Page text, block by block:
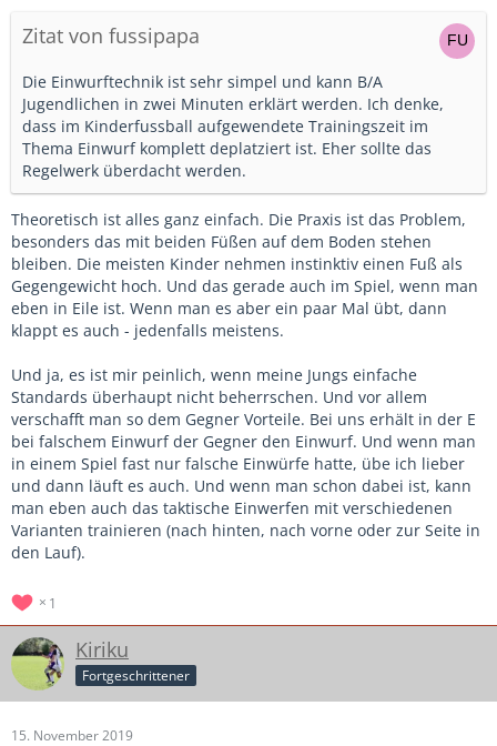
Zitat von fussipapa
Die Einwurftechnik ist sehr simpel und kann B/A
Jugendlichen in zwei Minuten erklärt werden. Ich denke,
dass im Kinderfussball aufgewendete Trainingszeit im
Thema Einwurf komplett deplatziert ist. Eher sollte das
Regelwerk überdacht werden.
Theoretisch ist alles ganz einfach. Die Praxis ist das Problem,
besonders das mit beiden Füßen auf dem Boden stehen
bleiben. Die meisten Kinder nehmen instinktiv einen Fuß als
Gegengewicht hoch. Und das gerade auch im Spiel, wenn man
eben in Eile ist. Wenn man es aber ein paar Mal übt, dann
klappt es auch - jedenfalls meistens.
Und ja, es ist mir peinlich, wenn meine Jungs einfache
Standards überhaupt nicht beherrschen. Und vor allem
verschafft man so dem Gegner Vorteile. Bei uns erhält in der E
bei falschem Einwurf der Gegner den Einwurf. Und wenn man
in einem Spiel fast nur falsche Einwürfe hatte, übe ich lieber
und dann läuft es auch. Und wenn man schon dabei ist, kann
man eben auch das taktische Einwerfen mit verschiedenen
Varianten trainieren (nach hinten, nach vorne oder zur Seite in
den Lauf).
1
Kiriku
Fortgeschrittener
15. November 2019